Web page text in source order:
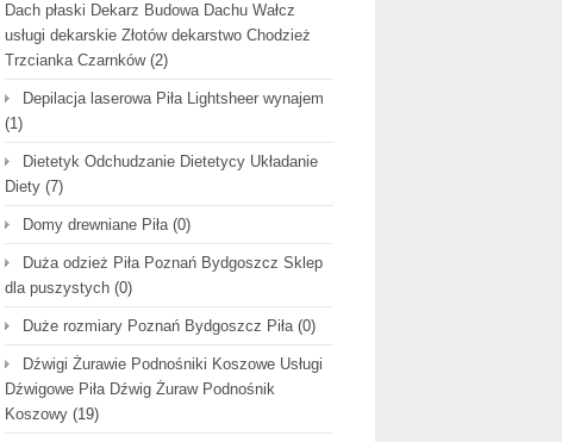
Dach płaski Dekarz Budowa Dachu Wałcz
usługi dekarskie Złotów dekarstwo Chodzież
Trzcianka Czarnków(2)
Depilacja laserowa Piła Lightsheer wynajem
(1)
Dietetyk Odchudzanie Dietetycy Układanie
Diety (7)
Domy drewniane Piła(0)
Duża odzież Piła Poznań Bydgoszcz Sklep
dla puszystych (0)
Duże rozmiary Poznań Bydgoszcz Piła(0)
Dźwigi Żurawie Podnośniki Koszowe Usługi
Dźwigowe Piła Dźwig Żuraw Podnośnik
Koszowy (19)